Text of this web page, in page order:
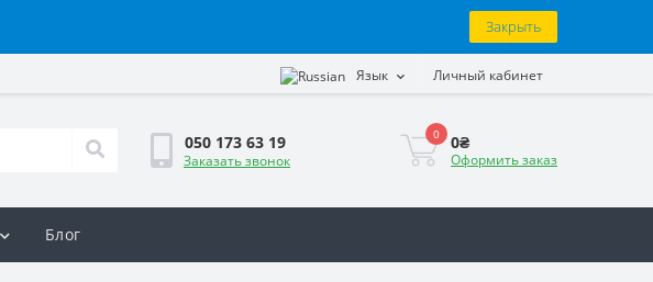
Закрыть
Язык Личный кабинет
050 173 63 19
Заказать звонок
0 0₴
Оформить заказ
Блог